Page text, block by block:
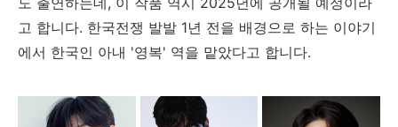
고 합니다. 한국전쟁 발발 1년 전을 배경으로 하는 이야기
에서 한국인 아내 '영복' 역을 맡았다고 합니다.